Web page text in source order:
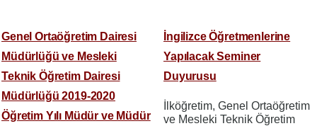
Genel Ortaöğretim Dairesi
Müdürlüğü ve Mesleki
Teknik Öğretim Dairesi
Müdürlüğü 2019-2020
Öğretim Yılı Müdür ve Müdür
İngilizce Öğretmenlerine
Yapılacak Seminer
Duyurusu
İlköğretim, Genel Ortaöğretim
ve Mesleki Teknik Öğretim